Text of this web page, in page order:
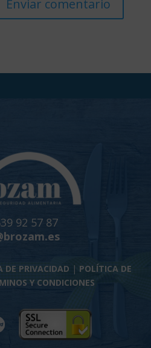
92 57 87
DE PRIVACIDAD | POLÍTICA DE
Y CONDICIONES